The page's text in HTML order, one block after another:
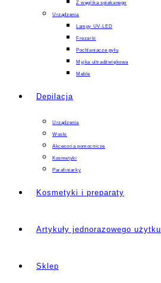
Z węglika spiekanego
Urządzenia
Lampy UV-LED
Frezarki
Pochlaniacze pyłu
Myjka ultradźwiękowa
Meble
Depilacja
Urządzenia
Woski
Akcesoria pomocnicze
Kosmetyki
Parafiniarky
Kosmetyki i preparaty
Artykuły jednorazowego użytku
Sklep